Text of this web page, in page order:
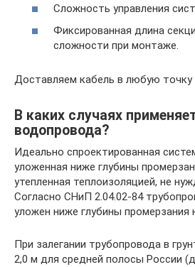
Сложность управления
Фиксированная длина
сложности при монтаже.
Доставляем кабель в любую точку
В каких случаях
водопровода?
Идеально спроектированная
уложенная ниже глубины
утепленная теплоизоляцией, не
Согласно СНиП 2.04.02-84
уложен ниже глубины промерзания
При залегании трубопровода в
2,0 м для средней полосы России